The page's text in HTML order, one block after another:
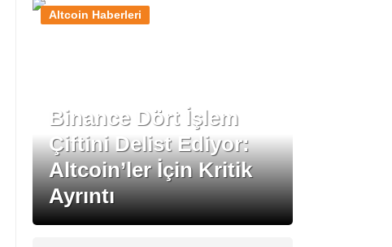
Binance Dört İşlem
Çiftini Delist Ediyor:
Altcoin’ler İçin Kritik
Ayrıntı
Altcoin Haberleri